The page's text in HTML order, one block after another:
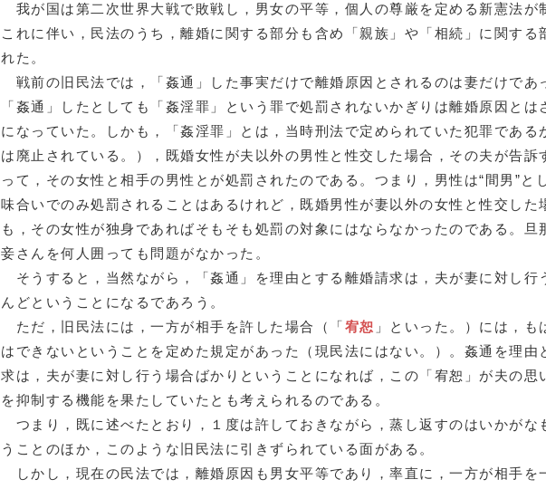
我が国は第二次世界大戦で敗戦し，男女の平等，個人の尊厳を定める新憲法が
これに伴い，民法のうち，離婚に関する部分も含め「親族」や「相続」に関する
れた。
戦前の旧民法では，「姦通」した事実だけで離婚原因とされるのは妻だけであ
「姦通」したとしても「姦淫罪」という罪で処罰されないかぎりは離婚原因とは
になっていた。しかも，「姦淫罪」とは，当時刑法で定められていた犯罪である
は廃止されている。），既婚女性が夫以外の男性と性交した場合，その夫が告訴
って，その女性と相手の男性とが処罰されたのである。つまり，男性は“間男”と
味合いでのみ処罰されることはあるけれど，既婚男性が妻以外の女性と性交した
も，その女性が独身であればそもそも処罰の対象にはならなかったのである。旦
妾さんを何人囲っても問題がなかった。
そうすると，当然ながら，「姦通」を理由とする離婚請求は，夫が妻に対し行
んどということになるであろう。
ただ，旧民法には，一方が相手を許した場合（「宥恕 」といった。）には，も
はできないということを定めた規定があった（現民法にはない。）。姦通を理由
求は，夫が妻に対し行う場合ばかりということになれば，この「宥恕」が夫の思
を抑制する機能を果たしていたとも考えられるのである。
つまり，既に述べたとおり，１度は許しておきながら，蒸し返すのはいかがな
うことのほか，このような旧民法に引きずられている面がある。
しかし，現在の民法では，離婚原因も男女平等であり，率直に，一方が相手を